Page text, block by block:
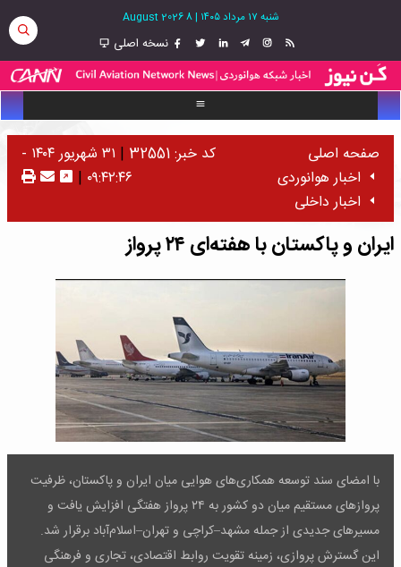
شنبه ۱۷ مرداد ۱۴۰۵ |
8 August 2026
نسخه اصلی
صفحه اصلی
اخبار هوانوردی
اخبار داخلی
کد خبر: 32551 |
۳۱ شهریور ۱۴۰۴ -
۰۹:۴۲:۴۶ |
ایران و پاکستان با هفته‌ای ۲۴ پرواز
با امضای سند توسعه همکاری‌های هوایی میان ایران و پاکستان، ظرفیت
پروازهای مستقیم میان دو کشور به ۲۴ پرواز هفتگی افزایش یافت و
مسیرهای جدیدی از جمله مشهد–کراچی و تهران–اسلام‌آباد برقرار شد.
این گسترش پروازی، زمینه تقویت روابط اقتصادی، تجاری و فرهنگی